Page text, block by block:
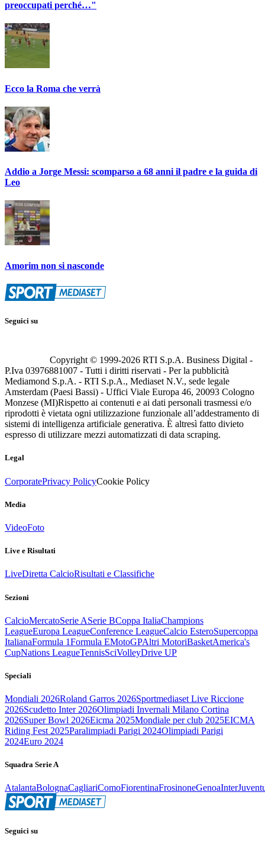
preoccupati perché…"
Ecco la Roma che verrà
Addio a Jorge Messi: scomparso a 68 anni il padre e la guida di
Leo
Amorim non si nasconde
Seguici su
Copyright © 1999-2026 RTI S.p.A. Business Digital -
P.Iva 03976881007 - Tutti i diritti riservati - Per la pubblicità
Mediamond S.p.A. - RTI S.p.A., Mediaset N.V., sede legale
Amsterdam (Paesi Bassi) - Uffici Viale Europa 46, 20093 Cologno
Monzese (MI)Rispetto ai contenuti e ai dati personali trasmessi e/o
riprodotti è vietata ogni utilizzazione funzionale all’addestramento di
sistemi di intelligenza artificiale generativa. È altresì fatto divieto
espresso di utilizzare mezzi automatizzati di data scraping.
Legal
CorporatePrivacy PolicyCookie Policy
Media
VideoFoto
Live e Risultati
LiveDiretta CalcioRisultati e Classifiche
Sezioni
CalcioMercatoSerie ASerie BCoppa ItaliaChampions
LeagueEuropa LeagueConference LeagueCalcio EsteroSupercoppa
ItalianaFormula 1Formula EMotoGPAltri MotoriBasketAmerica's
CupNations LeagueTennisSciVolleyDrive UP
Speciali
Mondiali 2026Roland Garros 2026Sportmediaset Live Riccione
2026Scudetto Inter 2026Olimpiadi Invernali Milano Cortina
2026Super Bowl 2026Eicma 2025Mondiale per club 2025EICMA
Riding Fest 2025Paralimpiadi Parigi 2024Olimpiadi Parigi
2024Euro 2024
Squadra Serie A
AtalantaBolognaCagliariComoFiorentinaFrosinoneGenoaInter
Seguici su